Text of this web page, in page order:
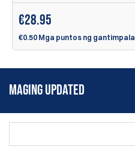
€28.95
€0.50 Mga puntos ng gantimpala
MAGING UPDATED